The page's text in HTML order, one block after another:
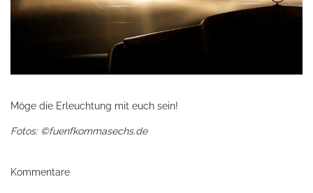
Möge die Erleuchtung mit euch sein!
Fotos: ©fuenfkommasechs.de
Kommentare